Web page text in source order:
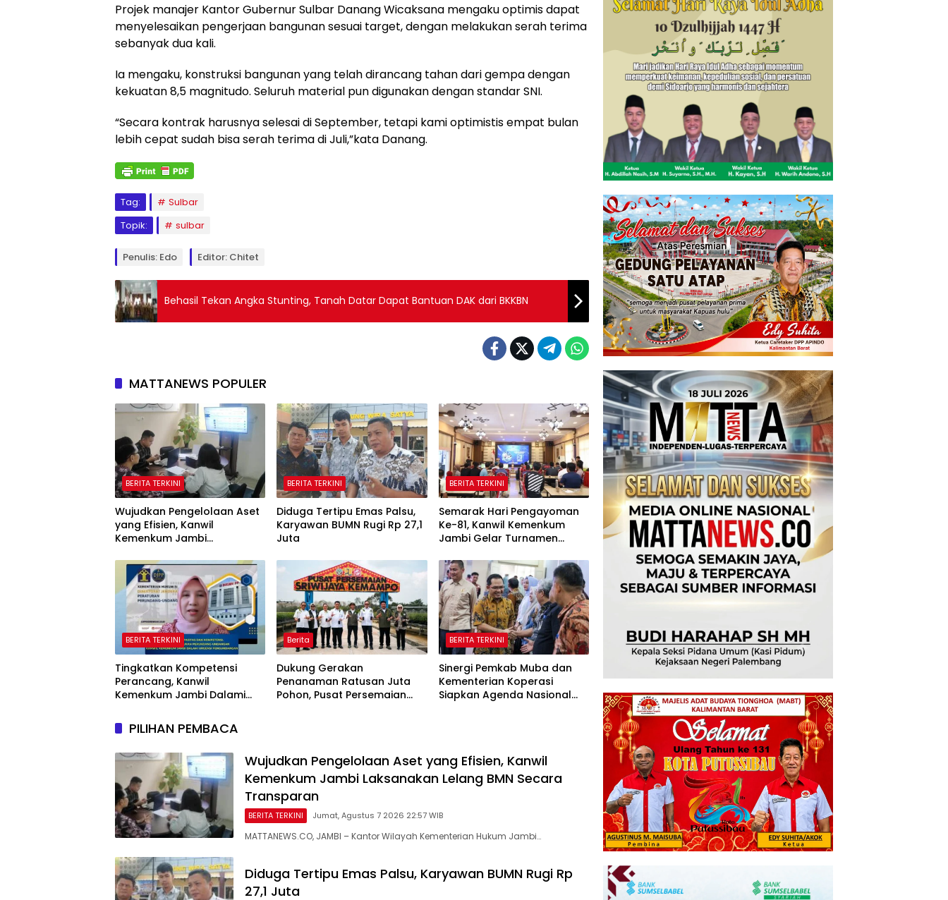
Projek manajer Kantor Gubernur Sulbar Danang Wicaksana mengaku optimis dapat
menyelesaikan pengerjaan bangunan sesuai target, dengan melakukan serah terima
sebanyak dua kali.
Ia mengaku, konstruksi bangunan yang telah dirancang tahan dari gempa dengan
kekuatan 8,5 magnitudo. Seluruh material pun digunakan dengan standar SNI.
“Secara kontrak harusnya selesai di September, tetapi kami optimistis empat bulan
lebih cepat sudah bisa serah terima di Juli,”kata Danang.
Tag:
Sulbar
Topik:
sulbar
Penulis: Edo Editor: Chitet
Behasil Tekan Angka Stunting, Tanah Datar Dapat Bantuan DAK dari BKKBN
MATTANEWS POPULER
BERITA TERKINI
Wujudkan Pengelolaan Aset
yang Efisien, Kanwil
Kemenkum Jambi
Secara Transparan
BERITA TERKINI
Diduga Tertipu Emas Palsu,
Karyawan BUMN Rugi Rp 27,1
Juta
BERITA TERKINI
Semarak Hari Pengayoman
Ke-81, Kanwil Kemenkum
Jambi Gelar Turnamen
BERITA TERKINI
Tingkatkan Kompetensi
Perancang, Kanwil
Kemenkum Jambi Dalami
Peraturan Perundang-
undangan
Berita
Dukung Gerakan
Penanaman Ratusan Juta
Pohon, Pusat Persemaian
BERITA TERKINI
Sinergi Pemkab Muba dan
Kementerian Koperasi
Siapkan Agenda Nasional
PILIHAN PEMBACA
Wujudkan Pengelolaan Aset yang Efisien, Kanwil
Kemenkum Jambi Laksanakan Lelang BMN Secara
Transparan
BERITA TERKINI Jumat, Agustus 7 2026 22:57 WIB
MATTANEWS.CO, JAMBI – Kantor Wilayah Kementerian Hukum Jambi…
Diduga Tertipu Emas Palsu, Karyawan BUMN Rugi Rp
27,1 Juta